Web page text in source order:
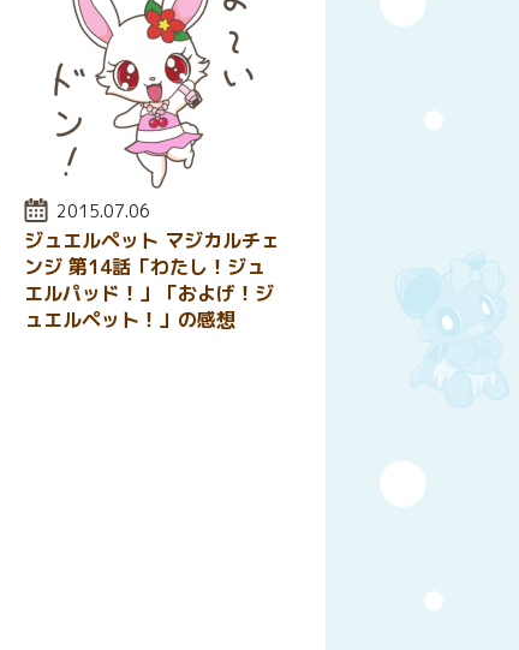
投稿日:
2015.07.06
ジュエルペット マジカルチェ
ンジ 第14話「わたし！ジュ
エルパッド！」「およげ！ジ
ュエルペット！」の感想